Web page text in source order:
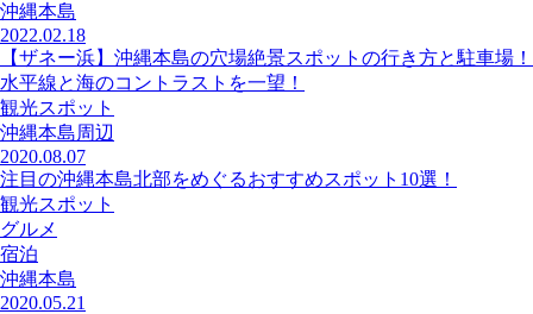
沖縄本島
2022.02.18
【ザネー浜】沖縄本島の穴場絶景スポットの行き方と駐車場！
水平線と海のコントラストを一望！
観光スポット
沖縄本島周辺
2020.08.07
注目の沖縄本島北部をめぐるおすすめスポット10選！
観光スポット
グルメ
宿泊
沖縄本島
2020.05.21